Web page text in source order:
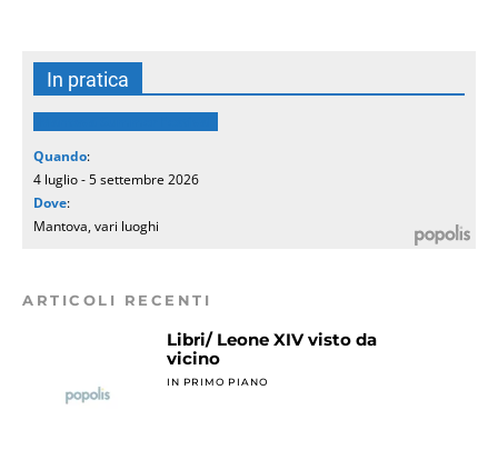
In pratica
Quando:
4 luglio - 5 settembre 2026
Dove:
Mantova, vari luoghi
ARTICOLI RECENTI
Libri/ Leone XIV visto da
vicino
IN PRIMO PIANO